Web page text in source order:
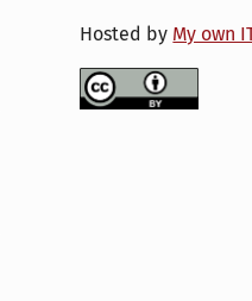
Hosted by My own